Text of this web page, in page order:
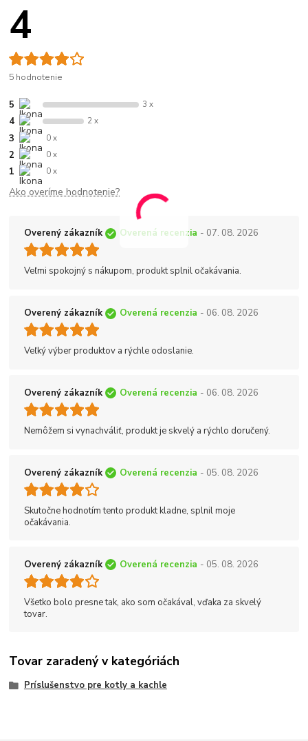
4
5 hodnotenie
5 3 x
4 2 x
3 0 x
2 0 x
1 0 x
Ako overíme hodnotenie?
Overený zákazník Overená recenzia - 07. 08. 2026
Veľmi spokojný s nákupom, produkt splnil očakávania.
Overený zákazník Overená recenzia - 06. 08. 2026
Veľký výber produktov a rýchle odoslanie.
Overený zákazník Overená recenzia - 06. 08. 2026
Nemôžem si vynachváliť, produkt je skvelý a rýchlo doručený.
Overený zákazník Overená recenzia - 05. 08. 2026
Skutočne hodnotím tento produkt kladne, splnil moje
očakávania.
Overený zákazník Overená recenzia - 05. 08. 2026
Všetko bolo presne tak, ako som očakával, vďaka za skvelý
tovar.
Tovar zaradený v kategóriách
Príslušenstvo pre kotly a kachle